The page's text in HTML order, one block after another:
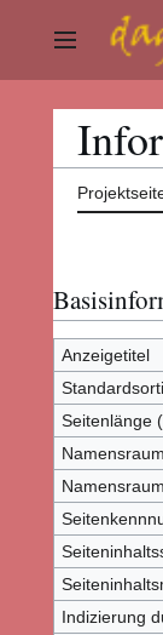
Inhalt Hauptmenü
Anzeigetitel
Seitenlänge
Namensraum
Indizierung